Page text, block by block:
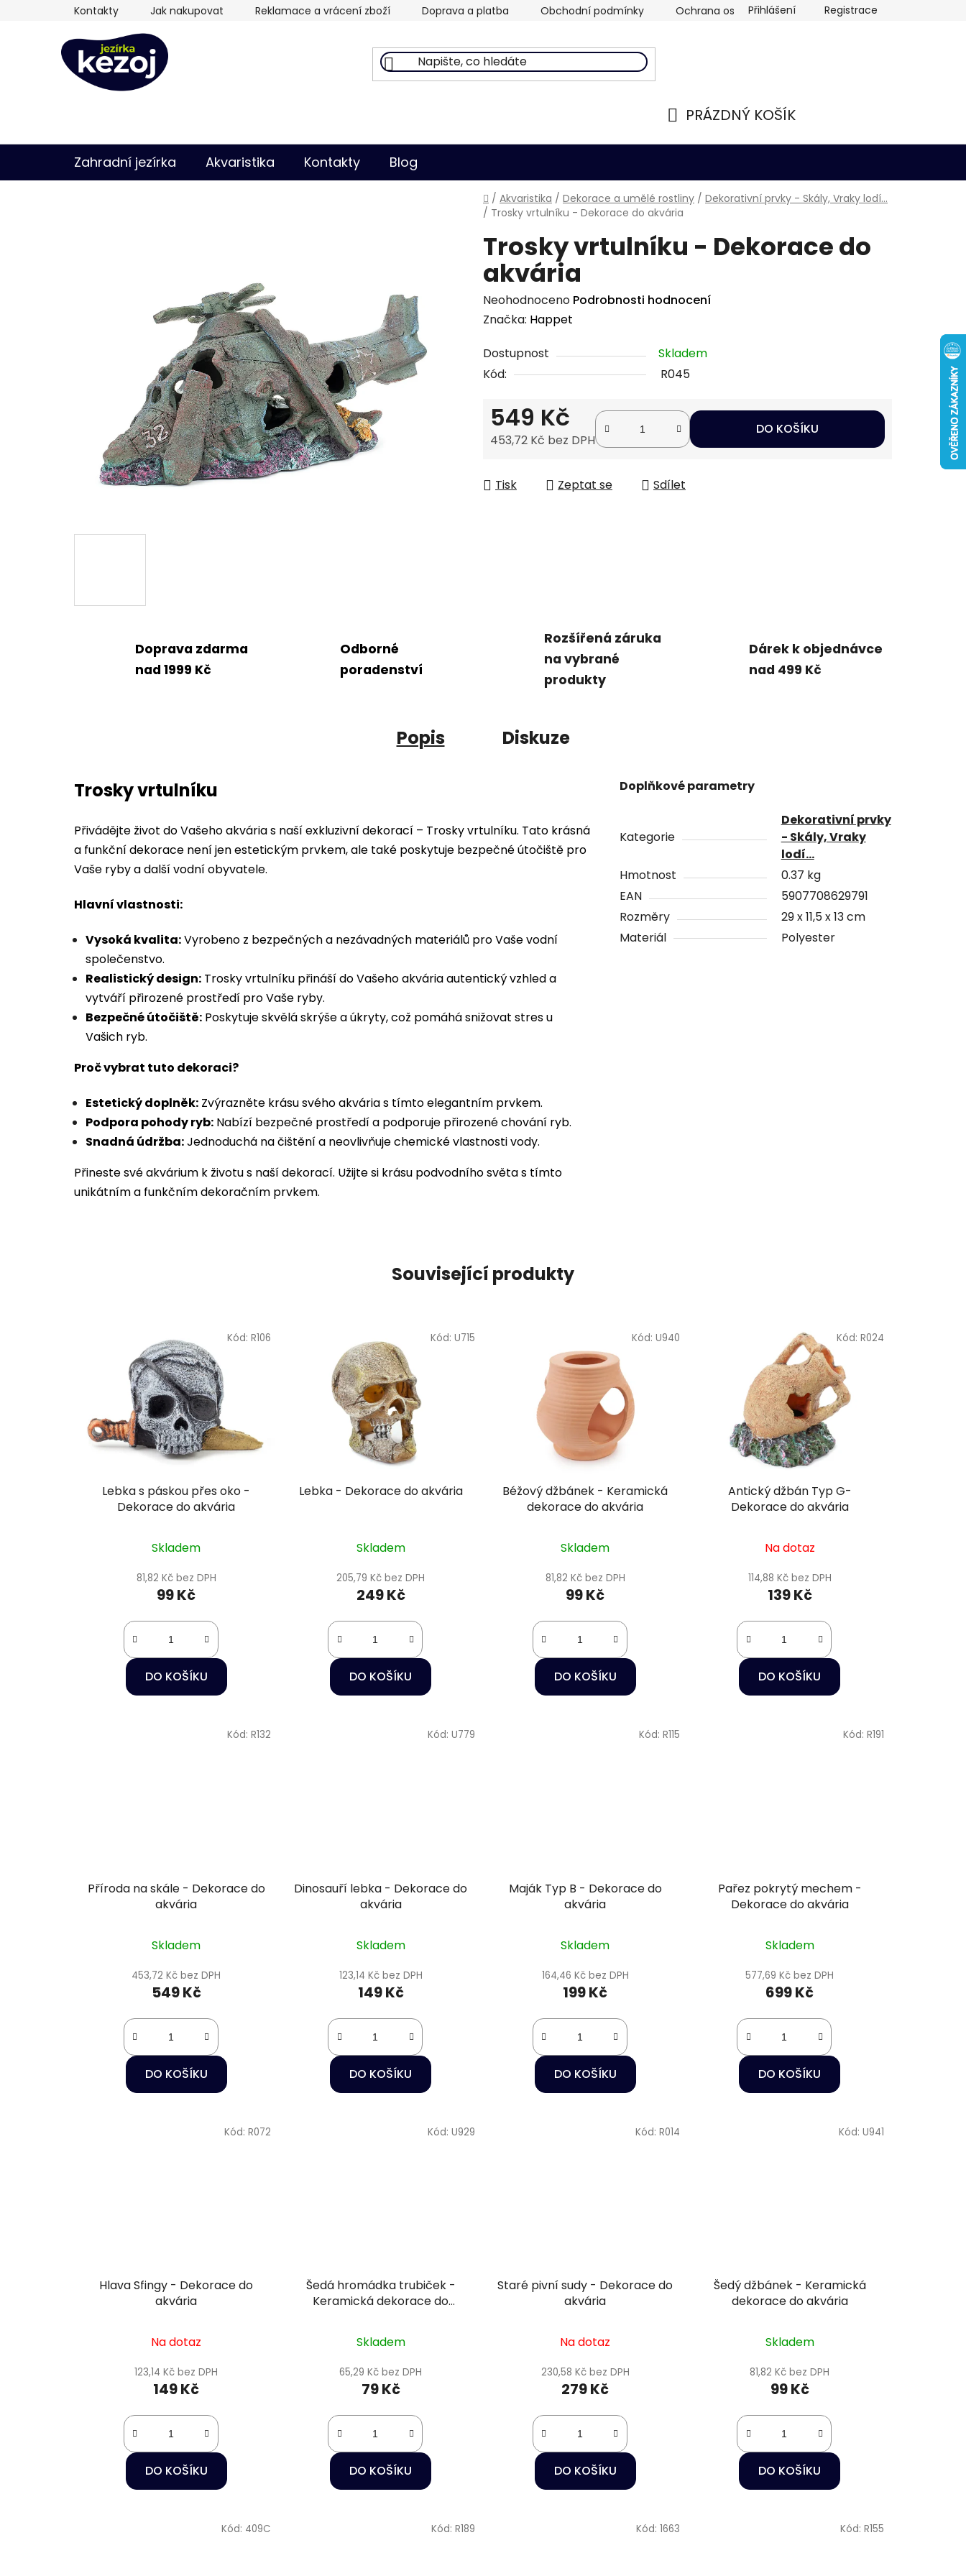
Kontakty Jak nakupovat Reklamace a vrácení zboží Doprava a platba Obchodní podmínky Ochrana osobních údajů
Přihlášení Registrace
PRÁZDNÝ KOŠÍK
Zahradní jezírka Akvaristika Kontakty Blog
Domů
/ Akvaristika / Dekorace a umělé rostliny / Dekorativní prvky - Skály, Vraky lodí...
/ Trosky vrtulníku - Dekorace do akvária
Trosky vrtulníku - Dekorace do
akvária
Průměrné
hodnocení
je
0,0
hvězdiček.
Neohodnoceno Podrobnosti hodnocení
Značka: Happet
Dostupnost
Skladem
Kód:
R045
549 Kč
453,72 Kč bez DPH
DO KOŠÍKU
Tisk Zeptat se Sdílet
Doprava zdarma
nad 1999 Kč
Odborné
poradenství
Rozšířená záruka
na vybrané
produkty
Dárek k objednávce
nad 499 Kč
Popis Diskuze
Trosky vrtulníku
Přivádějte život do Vašeho akvária s naší exkluzivní dekorací – Trosky vrtulníku. Tato krásná
a funkční dekorace není jen estetickým prvkem, ale také poskytuje bezpečné útočiště pro
Vaše ryby a další vodní obyvatele.
Hlavní vlastnosti:
Vysoká kvalita:Vyrobeno z bezpečných a nezávadných materiálů pro Vaše vodní
společenstvo.
Realistický design: Trosky vrtulníku přináší do Vašeho akvária autentický vzhled a
vytváří přirozené prostředí pro Vaše ryby.
Bezpečné útočiště: Poskytuje skvělá skrýše a úkryty, což pomáhá snižovat stres u
Vašich ryb.
Proč vybrat tuto dekoraci?
Estetický doplněk: Zvýrazněte krásu svého akvária s tímto elegantním prvkem.
Podpora pohody ryb: Nabízí bezpečné prostředí a podporuje přirozené chování ryb.
Snadná údržba:Jednoduchá na čištění a neovlivňuje chemické vlastnosti vody.
Přineste své akvárium k životu s naší dekorací. Užijte si krásu podvodního světa s tímto
unikátním a funkčním dekoračním prvkem.
Doplňkové parametry
Kategorie
Dekorativní prvky
- Skály, Vraky
lodí...
Hmotnost
0.37 kg
EAN
5907708629791
Rozměry
29 x 11,5 x 13 cm
Materiál
Polyester
Související produkty
Lebka s páskou přes oko -
Dekorace do akvária
Skladem
81,82 Kč bez DPH
99 Kč
DO KOŠÍKU
Kód: R106
Lebka - Dekorace do akvária
Skladem
205,79 Kč bez DPH
249 Kč
DO KOŠÍKU
Kód: U715
Béžový džbánek - Keramická
dekorace do akvária
Skladem
81,82 Kč bez DPH
99 Kč
DO KOŠÍKU
Kód: U940
Antický džbán Typ G-
Dekorace do akvária
Na dotaz
114,88 Kč bez DPH
139 Kč
DO KOŠÍKU
Kód: R024
Příroda na skále - Dekorace do
akvária
Skladem
453,72 Kč bez DPH
549 Kč
DO KOŠÍKU
Kód: R132
Dinosauří lebka - Dekorace do
akvária
Skladem
123,14 Kč bez DPH
149 Kč
DO KOŠÍKU
Kód: U779
Maják Typ B - Dekorace do
akvária
Skladem
164,46 Kč bez DPH
199 Kč
DO KOŠÍKU
Kód: R115
Pařez pokrytý mechem -
Dekorace do akvária
Skladem
577,69 Kč bez DPH
699 Kč
DO KOŠÍKU
Kód: R191
Hlava Sfingy - Dekorace do
akvária
Na dotaz
123,14 Kč bez DPH
149 Kč
DO KOŠÍKU
Kód: R072
Šedá hromádka trubiček -
Keramická dekorace do
Skladem
65,29 Kč bez DPH
79 Kč
DO KOŠÍKU
Kód: U929
Staré pivní sudy - Dekorace do
akvária
Na dotaz
230,58 Kč bez DPH
279 Kč
DO KOŠÍKU
Kód: R014
Šedý džbánek - Keramická
dekorace do akvária
Skladem
81,82 Kč bez DPH
99 Kč
DO KOŠÍKU
Kód: U941
Kód: 409C Kód: R189 Kód: 1663 Kód: R155